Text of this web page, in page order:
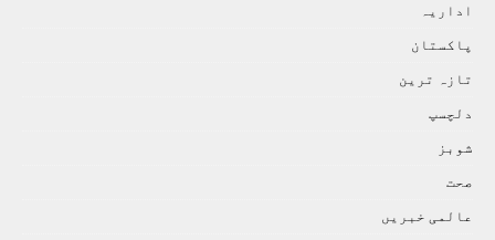
اداريہ
پاکستان
تازہ ترين
دلچسپ
شوبز
صحت
عالمی خبريں